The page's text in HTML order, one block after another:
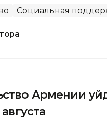
Социальная
Армении